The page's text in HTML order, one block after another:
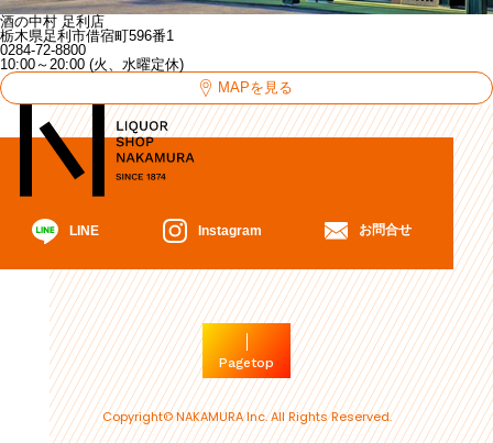
酒の中村 足利店
栃木県足利市借宿町596番1
0284-72-8800
10:00～20:00 (火、水曜定休)
MAPを見る
LINE Instagram お問合せ
Pagetop
Copyright© NAKAMURA Inc. All Rights Reserved.